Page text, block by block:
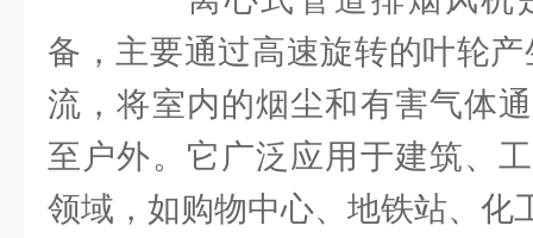
备，主要通过高速旋转的叶轮
流，将室内的烟尘和有害气体
至户外。它广泛应用于建筑、
领域，如购物中心、地铁站、化